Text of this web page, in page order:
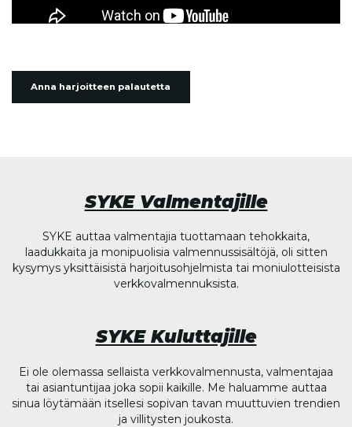
Anna harjoitteen palautetta
SYKE Valmentajille
SYKE auttaa valmentajia tuottamaan tehokkaita,
laadukkaita ja monipuolisia valmennussisältöjä, oli sitten
kysymys yksittäisistä harjoitusohjelmista tai moniulotteisista
verkkovalmennuksista.
SYKE Kuluttajille
Ei ole olemassa sellaista verkkovalmennusta, valmentajaa
tai asiantuntijaa joka sopii kaikille. Me haluamme auttaa
sinua löytämään itsellesi sopivan tavan muuttuvien trendien
ja villitysten joukosta.